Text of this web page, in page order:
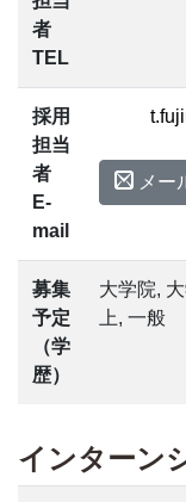
者
TEL
採用
担当
者
E-
mail
メー
募集
予定
（学
歴）
大学院,
上, 一般
インターン